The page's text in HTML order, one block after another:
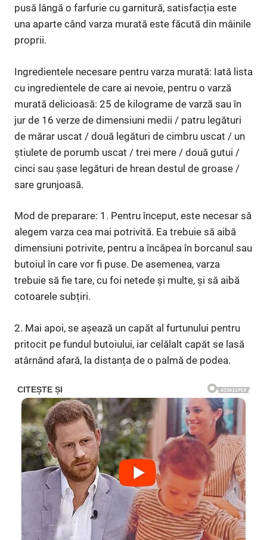
pusă lângă o farfurie cu garnitură, satisfacția este
una aparte când varza murată este făcută din mâinile
proprii.
Ingredientele necesare pentru varza murată: Iată lista
cu ingredientele de care ai nevoie, pentru o varză
murată delicioasă: 25 de kilograme de varză sau în
jur de 16 verze de dimensiuni medii / patru legături
de mărar uscat / două legături de cimbru uscat / un
știulete de porumb uscat / trei mere / două gutui /
cinci sau șase legături de hrean destul de groase /
sare grunjoasă.
Mod de preparare: 1. Pentru început, este necesar să
alegem varza cea mai potrivită. Ea trebuie să aibă
dimensiuni potrivite, pentru a încăpea în borcanul sau
butoiul în care vor fi puse. De asemenea, varza
trebuie să fie tare, cu foi netede și multe, și să aibă
cotoarele subțiri.
2. Mai apoi, se așează un capăt al furtunului pentru
pritocit pe fundul butoiului, iar celălalt capăt se lasă
atârnând afară, la distanța de o palmă de podea.